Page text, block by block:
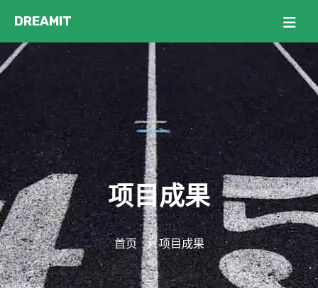
项目成果
首页 项目成果